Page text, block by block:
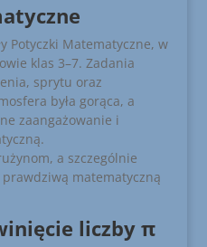
Potyczki Matematyczne, w
klas 3–7. Zadania
sprytu oraz
była gorąca, a
zaangażowanie i
a szczególnie
matematyczną
liczby π